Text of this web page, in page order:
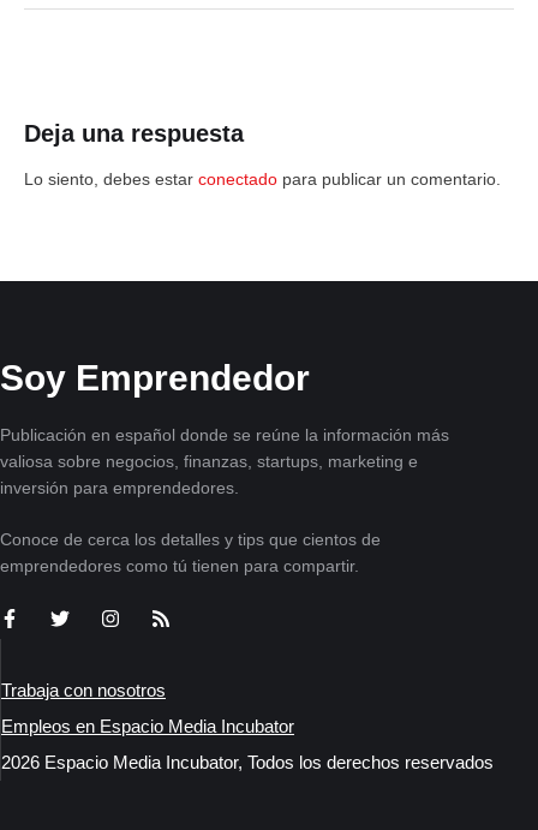
Deja una respuesta
Lo siento, debes estar conectado para publicar un comentario.
Soy Emprendedor
Publicación en español donde se reúne la información más
valiosa sobre negocios, finanzas, startups, marketing e
inversión para emprendedores.
Conoce de cerca los detalles y tips que cientos de
emprendedores como tú tienen para compartir.
Trabaja con nosotros
Empleos en Espacio Media Incubator
2026 Espacio Media Incubator, Todos los derechos reservados